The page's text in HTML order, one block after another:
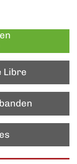
Libre